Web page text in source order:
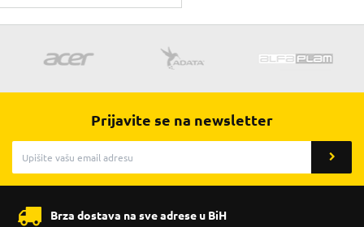
Prijavite se na newsletter
Brza dostava na sve adrese u BiH